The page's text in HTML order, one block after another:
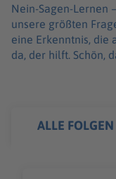
Nein-Sagen-Lernen
unsere größten
eine Erkenntnis, die
da, der hilft. Schön,
ALLE FOLGEN